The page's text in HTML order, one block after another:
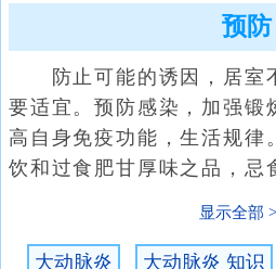
预防
防止可能的诱因，居室
要适宜。预防感染，加强锻
高自身免疫功能，生活规律
饮和过食肥甘厚味之品，
显示全部
大动脉炎 大动脉炎 知识